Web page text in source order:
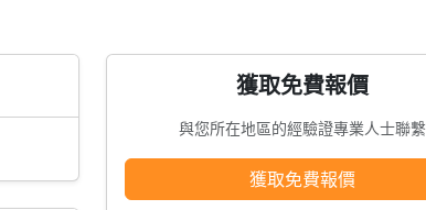
獲取免費報價
與您所在地區的經驗證專業人士聯繫
獲取免費報價